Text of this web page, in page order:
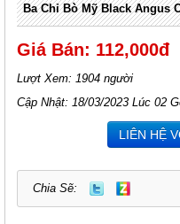
Ba Chỉ Bò Mỹ Black Angus
Giá Bán: 112,000đ
Lượt Xem: 1904 người
Cập Nhật: 18/03/2023 Lúc 02
LIÊN HỆ
Chia Sẽ: